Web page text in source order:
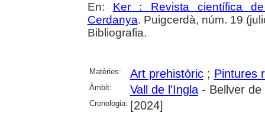
En: Ker : Revista científica
Cerdanya. Puigcerdà, núm. 19
Bibliografia.
Matèries: Art prehistòric; Pintures
Àmbit: Vall de l'Ingla- Bellver de
Cronologia: [2024]